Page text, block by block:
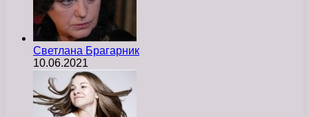
Светлана Брагарник
10.06.2021